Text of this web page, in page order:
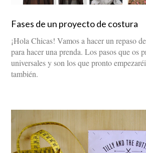
Fases de un proyecto de costura
¡Hola Chicas! Vamos a hacer un repaso
para hacer una prenda. Los pasos que os
universales y son los que pronto
también.